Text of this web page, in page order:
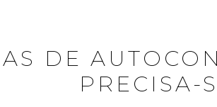
DE
PRECISA-